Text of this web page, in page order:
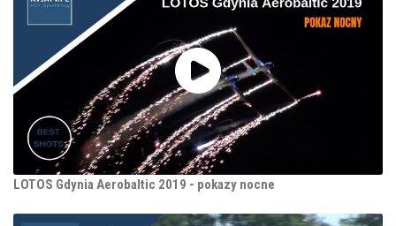
LOTOS Gdynia Aerobaltic 2019 - pokazy nocne